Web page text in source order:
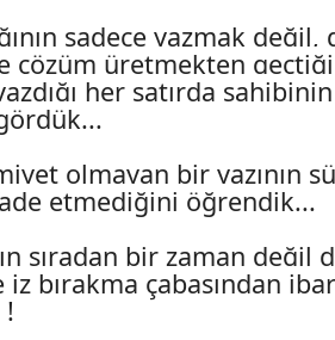
sadece yazmak
çözüm üretmekten
her satırda
olmayan bir yazının
etmediğini öğrendik...
sıradan bir zaman değil
iz bırakma çabasından